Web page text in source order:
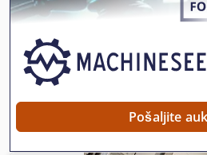
Pošaljite